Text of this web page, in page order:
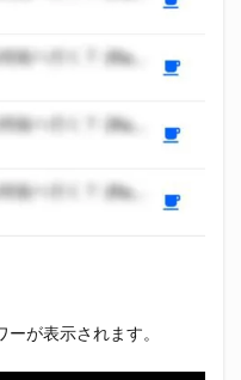
が表示されます。